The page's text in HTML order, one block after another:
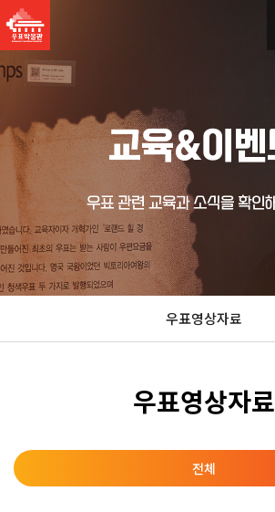
교육&이벤
우표 관련 교육과 소식을 확인
우표영상자료
우표영상자료
전체